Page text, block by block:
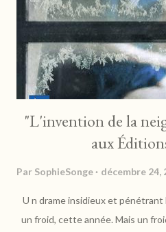
s'exprime
"L'invention de la
aux
Par SophieSonge décembre 24,
U n drame insidieux et
un froid, cette année. Mais un